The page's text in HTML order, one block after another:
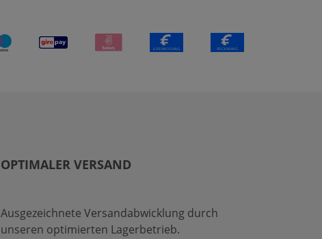
OPTIMALER VERSAND
Ausgezeichnete Versandabwicklung durch
unseren optimierten Lagerbetrieb.